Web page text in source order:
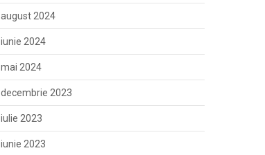
august 2024
iunie 2024
mai 2024
decembrie 2023
iulie 2023
iunie 2023